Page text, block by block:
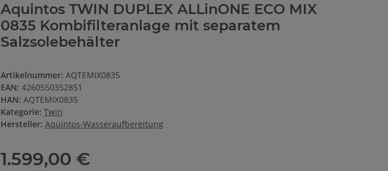
Aquintos TWIN DUPLEX ALLinONE ECO MIX
0835 Kombifilteranlage mit separatem
Salzsolebehälter
Artikelnummer: AQTEMIX0835
EAN: 4260550352851
HAN: AQTEMIX0835
Kategorie: Twin
Hersteller: Aquintos-Wasseraufbereitung
1.599,00 €